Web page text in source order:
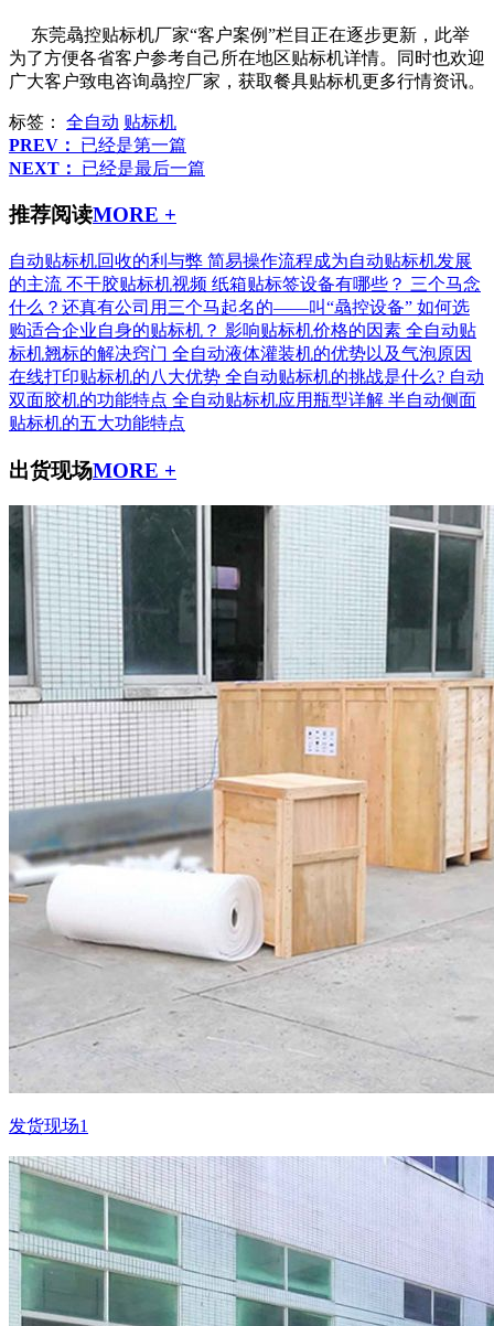
东莞骉控贴标机厂家“客户案例”栏目正在逐步更新，此举
为了方便各省客户参考自己所在地区贴标机详情。同时也欢迎
广大客户致电咨询骉控厂家，获取餐具贴标机更多行情资讯。
标签： 全自动 贴标机
PREV：
已经是第一篇
NEXT：
已经是最后一篇
推荐阅读MORE +
自动贴标机回收的利与弊 简易操作流程成为自动贴标机发展
的主流 不干胶贴标机视频 纸箱贴标签设备有哪些？ 三个马念
什么？还真有公司用三个马起名的——叫“骉控设备” 如何选
购适合企业自身的贴标机？ 影响贴标机价格的因素 全自动贴
标机翘标的解决窍门 全自动液体灌装机的优势以及气泡原因
在线打印贴标机的八大优势 全自动贴标机的挑战是什么? 自动
双面胶机的功能特点 全自动贴标机应用瓶型详解 半自动侧面
贴标机的五大功能特点
出货现场MORE +
发货现场1